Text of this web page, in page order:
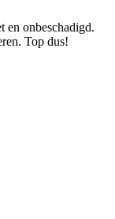
en onbeschadigd.
Top dus!